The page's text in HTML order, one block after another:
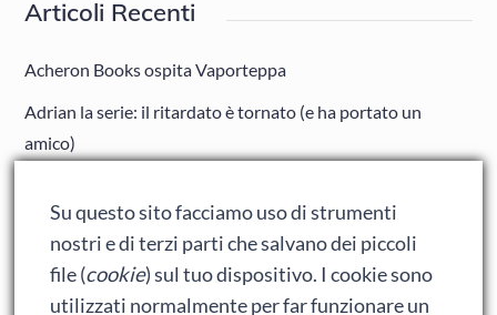
Articoli Recenti
Acheron Books ospita Vaporteppa
Adrian la serie: il ritardato è tornato (e ha portato un
amico)
Ralph spacca Internet: analisi del film
Bumblebee: un buon film dei Transformers
Su questo sito facciamo uso di strumenti
nostri e di terzi parti che salvano dei piccoli
file (cookie) sul tuo dispositivo. I cookie sono
utilizzati normalmente per far funzionare un